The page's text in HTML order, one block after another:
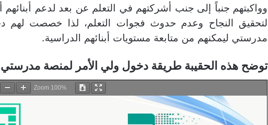
وواكبتهم جنباً إلى جنب أشركتهم في التعلم عن بعد لدعم أبنائهم
لتحقيق النجاح وعدم حدوث فجوات التعلم، لذا خصصت
مدرستي ليمكنهم من متابعة مستويات أبنائهم الدراسية.
توضح هذه الحقيبة طريقة دخول ولي الأمر لمنصة مدرستي
Zoom 100%